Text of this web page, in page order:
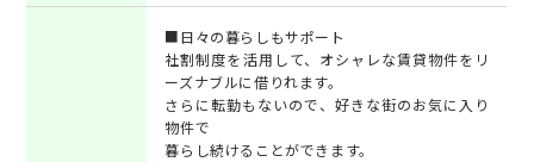
■日々の暮らしもサポート
社割制度を活用して、オシャレな賃貸物件をリ
ーズナブルに借りれます。
さらに転勤もないので、好きな街のお気に入り
物件で
暮らし続けることができます。